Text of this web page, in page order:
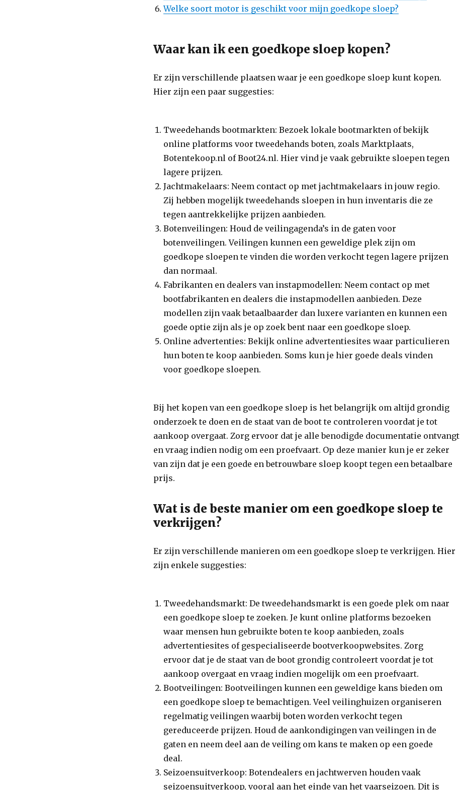
Welke soort motor is geschikt voor mijn goedkope sloep?
Waar kan ik een goedkope sloep kopen?
Er zijn verschillende plaatsen waar je een goedkope sloep kunt kopen.
Hier zijn een paar suggesties:
Tweedehands bootmarkten: Bezoek lokale bootmarkten of bekijk
online platforms voor tweedehands boten, zoals Marktplaats,
Botentekoop.nl of Boot24.nl. Hier vind je vaak gebruikte sloepen tegen
lagere prijzen.
Jachtmakelaars: Neem contact op met jachtmakelaars in jouw regio.
Zij hebben mogelijk tweedehands sloepen in hun inventaris die ze
tegen aantrekkelijke prijzen aanbieden.
Botenveilingen: Houd de veilingagenda’s in de gaten voor
botenveilingen. Veilingen kunnen een geweldige plek zijn om
goedkope sloepen te vinden die worden verkocht tegen lagere prijzen
dan normaal.
Fabrikanten en dealers van instapmodellen: Neem contact op met
bootfabrikanten en dealers die instapmodellen aanbieden. Deze
modellen zijn vaak betaalbaarder dan luxere varianten en kunnen een
goede optie zijn als je op zoek bent naar een goedkope sloep.
Online advertenties: Bekijk online advertentiesites waar particulieren
hun boten te koop aanbieden. Soms kun je hier goede deals vinden
voor goedkope sloepen.
Bij het kopen van een goedkope sloep is het belangrijk om altijd grondig
onderzoek te doen en de staat van de boot te controleren voordat je tot
aankoop overgaat. Zorg ervoor dat je alle benodigde documentatie ontvangt
en vraag indien nodig om een proefvaart. Op deze manier kun je er zeker
van zijn dat je een goede en betrouwbare sloep koopt tegen een betaalbare
prijs.
Wat is de beste manier om een goedkope sloep te
verkrijgen?
Er zijn verschillende manieren om een goedkope sloep te verkrijgen. Hier
zijn enkele suggesties:
Tweedehandsmarkt: De tweedehandsmarkt is een goede plek om naar
een goedkope sloep te zoeken. Je kunt online platforms bezoeken
waar mensen hun gebruikte boten te koop aanbieden, zoals
advertentiesites of gespecialiseerde bootverkoopwebsites. Zorg
ervoor dat je de staat van de boot grondig controleert voordat je tot
aankoop overgaat en vraag indien mogelijk om een proefvaart.
Bootveilingen: Bootveilingen kunnen een geweldige kans bieden om
een goedkope sloep te bemachtigen. Veel veilinghuizen organiseren
regelmatig veilingen waarbij boten worden verkocht tegen
gereduceerde prijzen. Houd de aankondigingen van veilingen in de
gaten en neem deel aan de veiling om kans te maken op een goede
deal.
Seizoensuitverkoop: Botendealers en jachtwerven houden vaak
seizoensuitverkoop, vooral aan het einde van het vaarseizoen. Dit is